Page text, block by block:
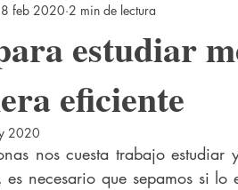
estudiar
eficiente
feb 2020 2 min de lectura
2020
nos cuesta trabajo
es necesario que sepamos si